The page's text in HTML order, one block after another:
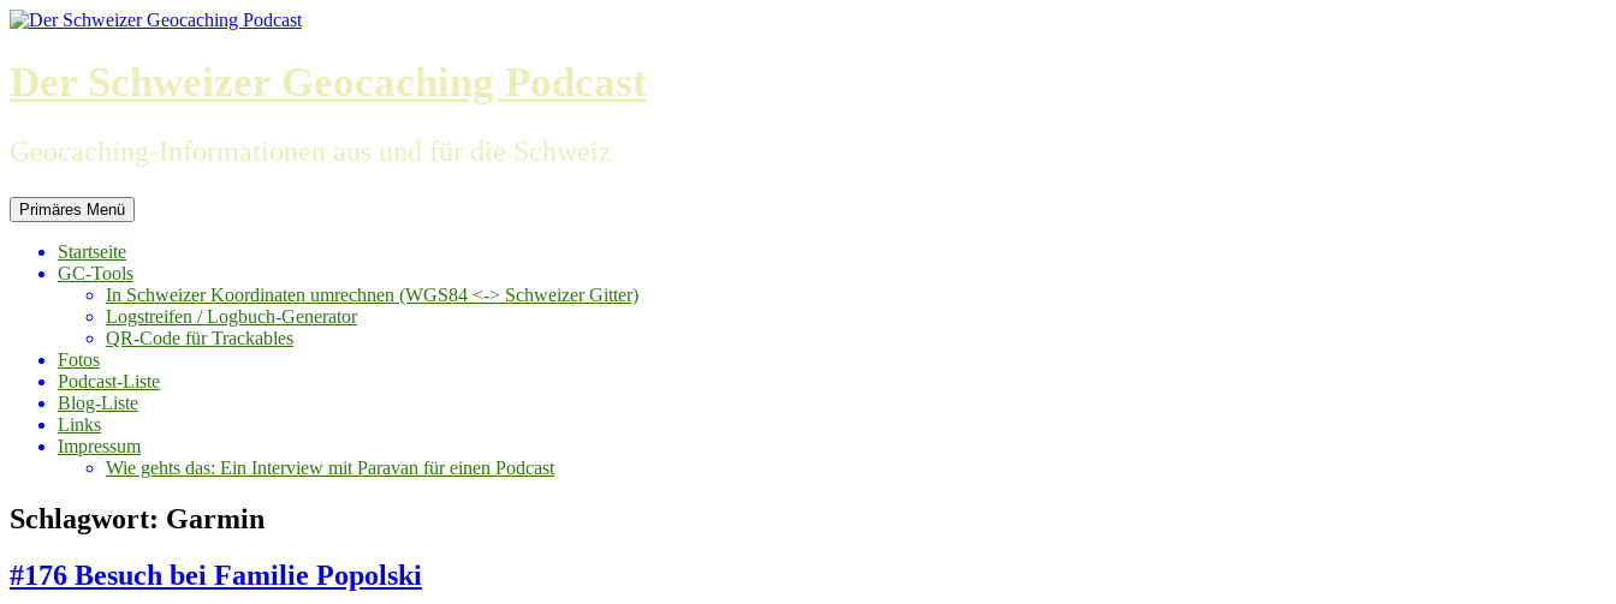
Zum
Der Schweizer Geocaching Podcast
Geocaching-Informationen aus und für die Schweiz
Primäres Menü
Startseite
GC-Tools
In Schweizer Koordinaten umrechnen (WGS84 <-> Schweizer Gitter)
Logstreifen / Logbuch-Generator
QR-Code für Trackables
Fotos
Podcast-Liste
Blog-Liste
Links
Impressum
Wie gehts das: Ein Interview mit Paravan für einen Podcast
Schlagwort: Garmin
#176 Besuch bei Familie Popolski